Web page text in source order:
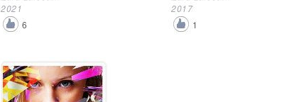
2021
6
2017
1